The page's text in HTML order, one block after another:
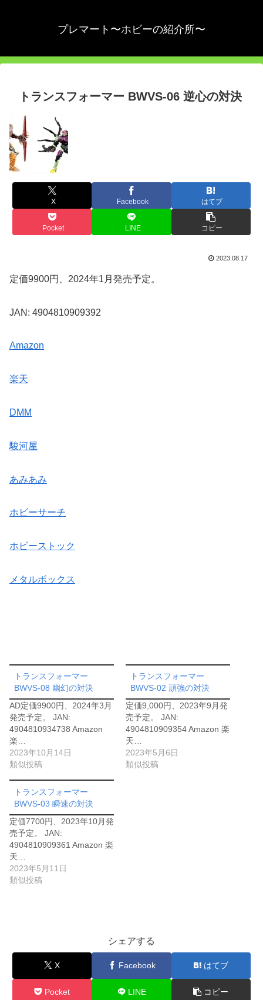
プレマート〜ホビーの紹介所〜
トランスフォーマー BWVS-06 逆心の対決
X Facebook はてブ
Pocket LINE コピー
2023.08.17
定価9900円、2024年1月発売予定。
JAN: 4904810909392
Amazon
楽天
DMM
駿河屋
あみあみ
ホビーサーチ
ホビーストック
メタルボックス
トランスフォーマー
BWVS-08 幽幻の対決
AD定価9900円、2024年3月
発売予定。 JAN:
4904810934738 Amazon
楽…
2023年10月14日
類似投稿
トランスフォーマー
BWVS-02 頑強の対決
定価9,000円、2023年9月発
売予定。 JAN:
4904810909354 Amazon 楽
天…
2023年5月6日
類似投稿
トランスフォーマー
BWVS-03 瞬速の対決
定価7700円、2023年10月発
売予定。 JAN:
4904810909361 Amazon 楽
天…
2023年5月11日
類似投稿
シェアする
X Facebook はてブ
Pocket LINE コピー